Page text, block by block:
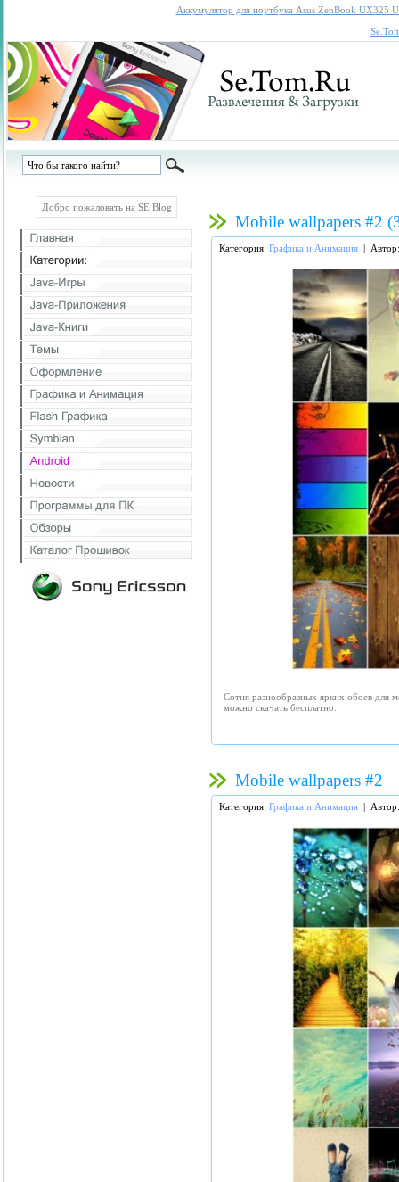
Аккумулятор для ноутбука Asus ZenBook
Добро пожаловать на SE Blog
Mobile wallpapers #2
Категория: Графика и Анимация |
Сотня разнообразных ярких обоев для
можно скачать бесплатно.
Mobile wallpapers #2
Категория: Графика и Анимация |